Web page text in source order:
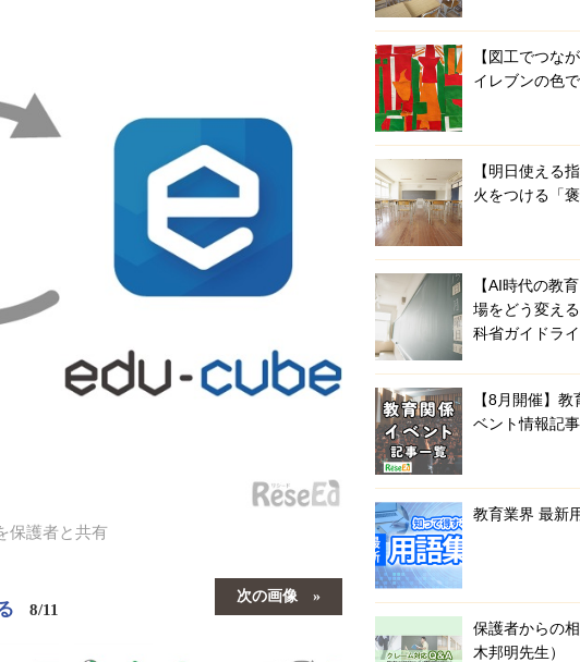
保護者と共有
次の画像
8/11
【図工でつな
イレブンの色
【明日使える
火をつける「
【AI時代の教
場をどう変え
科省ガイドラ
【8月開催】
ベント情報記
教育業界 最新
保護者からの
木邦明先生）